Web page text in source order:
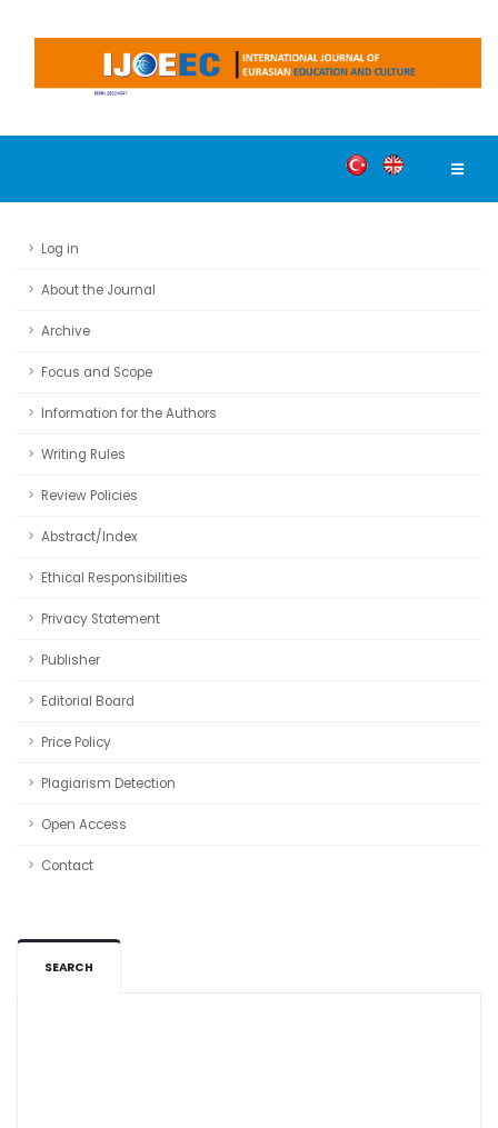
Log in
About the Journal
Archive
Focus and Scope
Information for the Authors
Writing Rules
Review Policies
Abstract/Index
Ethical Responsibilities
Privacy Statement
Publisher
Editorial Board
Price Policy
Plagiarism Detection
Open Access
Contact
SEARCH